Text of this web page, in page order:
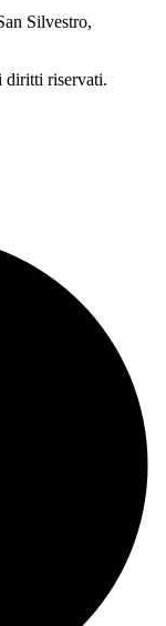
Silvestro,
diritti riservati.